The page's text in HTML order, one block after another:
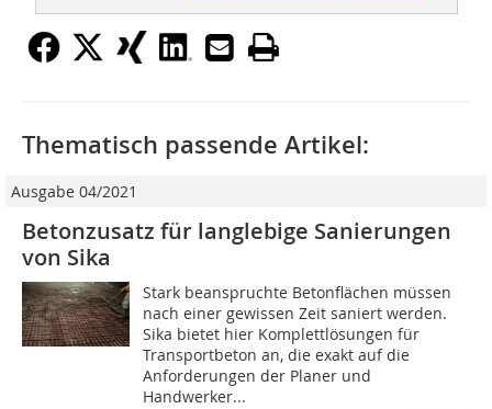
Thematisch passende Artikel:
Ausgabe 04/2021
Betonzusatz für langlebige Sanierungen
von Sika
Stark beanspruchte Betonflächen müssen
nach einer gewissen Zeit saniert werden.
Sika bietet hier Komplettlösungen für
Transportbeton an, die exakt auf die
Anforderungen der Planer und
Handwerker...